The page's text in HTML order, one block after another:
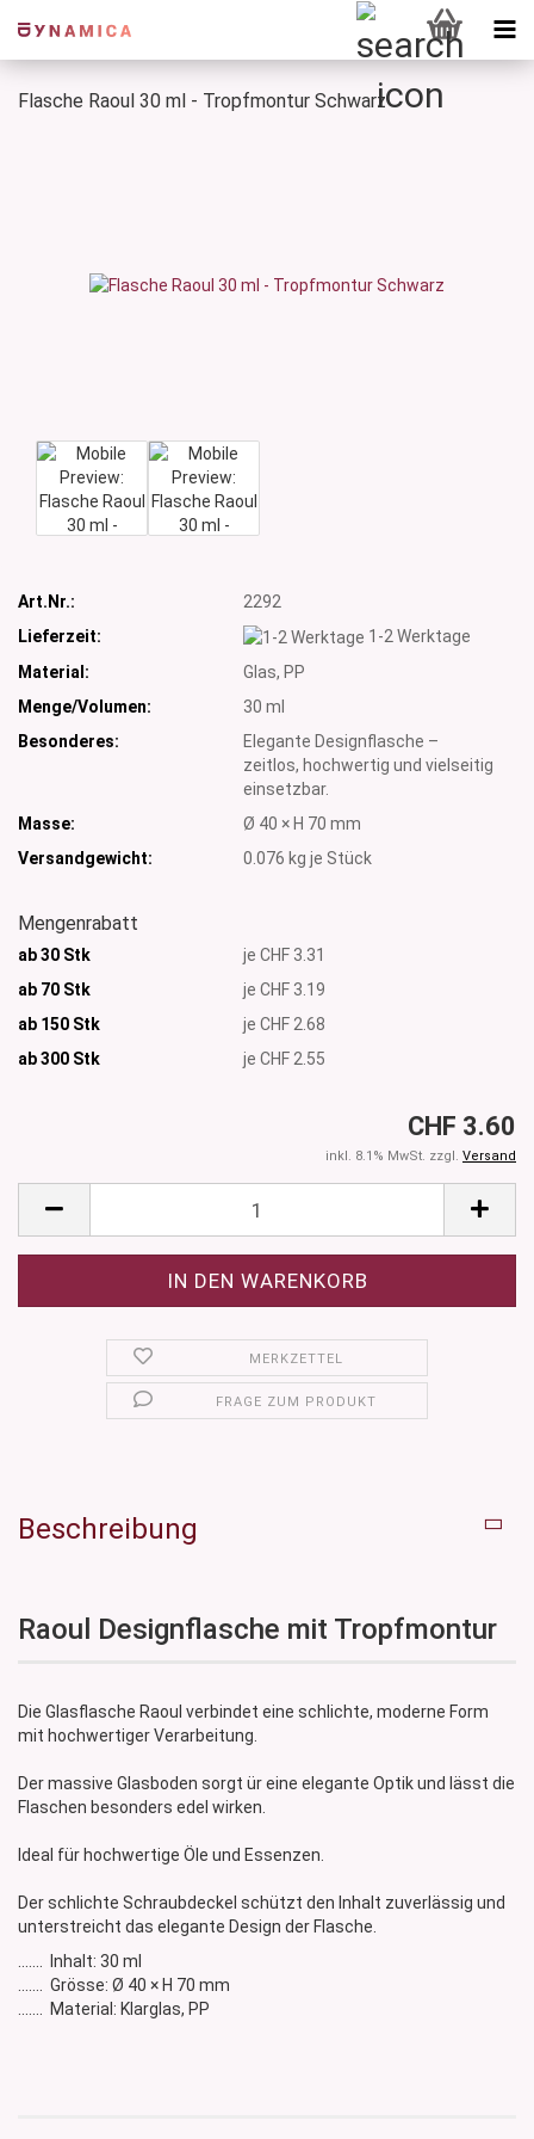
Flasche Raoul 30 ml - Tropfmontur Schwarz
Art.Nr.:
2292
Lieferzeit:
1-2 Werktage
Material:
Glas, PP
Menge/Volumen:
30 ml
Besonderes:
Elegante Designflasche –
zeitlos, hochwertig und vielseitig
einsetzbar.
Masse:
Ø 40 × H 70 mm
Versandgewicht:
0.076 kg je Stück
Mengenrabatt
ab 30 Stk
je CHF 3.31
ab 70 Stk
je CHF 3.19
ab 150 Stk
je CHF 2.68
ab 300 Stk je CHF 2.55
CHF 3.60
inkl. 8.1% MwSt. zzgl. Versand
MERKZETTEL
FRAGE ZUM PRODUKT
Beschreibung
Raoul Designflasche mit Tropfmontur
Die Glasflasche Raoul verbindet eine schlichte, moderne Form
mit hochwertiger Verarbeitung.
Der massive Glasboden sorgt ür eine elegante Optik und lässt die
Flaschen besonders edel wirken.
Ideal für hochwertige Öle und Essenzen.
Der schlichte Schraubdeckel schützt den Inhalt zuverlässig und
unterstreicht das elegante Design der Flasche.
....... Inhalt: 30 ml
....... Grösse: Ø 40 × H 70 mm
....... Material: Klarglas, PP